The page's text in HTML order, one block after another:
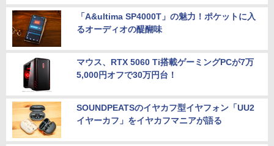
「A&ultima SP4000T」の魅力！ポケットに入
るオーディオの醍醐味
マウス、RTX 5060 Ti搭載ゲーミングPCが7万
5,000円オフで30万円台！
SOUNDPEATSのイヤカフ型イヤフォン「UU2
イヤーカフ」をイヤカフマニアが語る